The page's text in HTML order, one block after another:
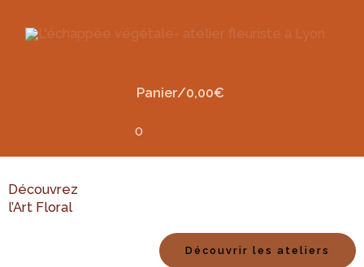
Panier/0,00€
0
Découvrez
l’Art Floral
Découvrir les ateliers